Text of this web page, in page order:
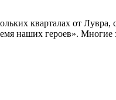
кварталах от
наших героев».